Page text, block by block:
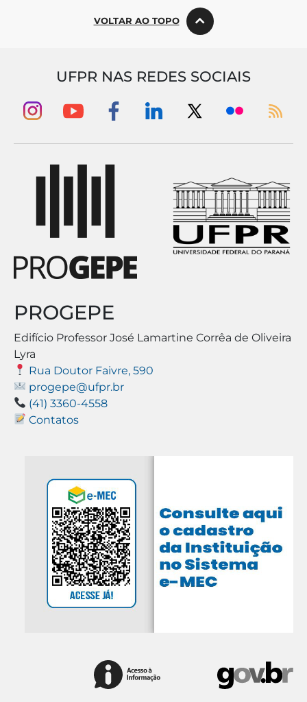
VOLTAR AO TOPO
UFPR NAS REDES SOCIAIS
PROGEPE
Edifício Professor José Lamartine Corrêa de Oliveira
Lyra
Rua Doutor Faivre, 590
progepe@ufpr.br
(41) 3360-4558
Contatos